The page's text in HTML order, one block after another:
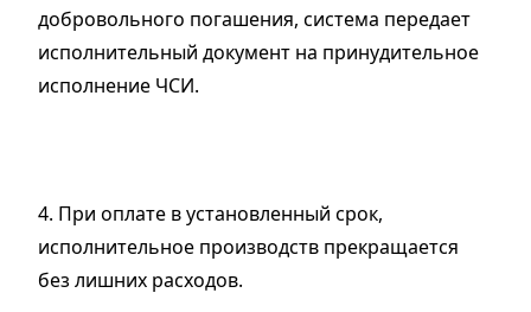
добровольного погашения, система передает
исполнительный документ на принудительное
исполнение ЧСИ.
4. При оплате в установленный срок,
исполнительное производств прекращается
без лишних расходов.